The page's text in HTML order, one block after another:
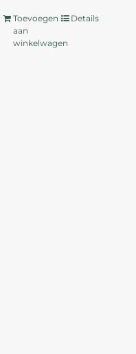
Toevoegen
aan
winkelwagen
Details